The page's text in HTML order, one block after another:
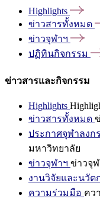
Highlights
ข่าวสารทั้งหมด
ข่าวจุฬาฯ
ปฏิทินกิจกรรม
ข่าวสารและกิจกรรม
Highlights
ข่าวสารทั้งหมด
ประกาศจุฬาลง
มหาวิทยาลัย
ข่าวจุฬาฯ ข่าวจุ
งานวิจัยและนวัต
ความร่วมมือ คว